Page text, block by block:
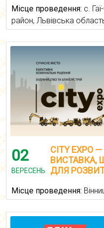
Місце проведення: с.
район, Львівська
02
ВЕРЕСЕНЬ
CITY
ВИСТАВКА,
ДЛЯ
Місце проведення: